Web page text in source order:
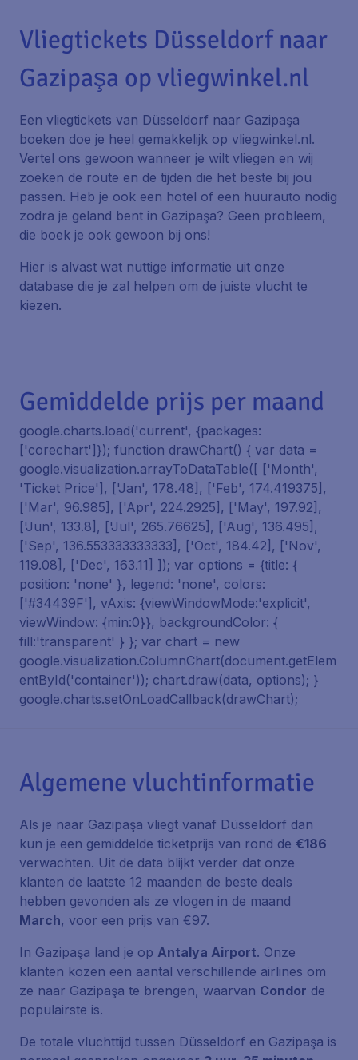
Vliegtickets Düsseldorf naar
Gazipaşa op vliegwinkel.nl
Een vliegtickets van Düsseldorf naar Gazipaşa
boeken doe je heel gemakkelijk op vliegwinkel.nl.
Vertel ons gewoon wanneer je wilt vliegen en wij
zoeken de route en de tijden die het beste bij jou
passen. Heb je ook een hotel of een huurauto nodig
zodra je geland bent in Gazipaşa? Geen probleem,
die boek je ook gewoon bij ons!
Hier is alvast wat nuttige informatie uit onze
database die je zal helpen om de juiste vlucht te
kiezen.
Gemiddelde prijs per maand
google.charts.load('current', {packages:
['corechart']}); function drawChart() { var data =
google.visualization.arrayToDataTable([ ['Month',
'Ticket Price'], ['Jan', 178.48], ['Feb', 174.419375],
['Mar', 96.985], ['Apr', 224.2925], ['May', 197.92],
['Jun', 133.8], ['Jul', 265.76625], ['Aug', 136.495],
['Sep', 136.553333333333], ['Oct', 184.42], ['Nov',
119.08], ['Dec', 163.11] ]); var options = {title: {
position: 'none' }, legend: 'none', colors:
['#34439F'], vAxis: {viewWindowMode:'explicit',
viewWindow: {min:0}}, backgroundColor: {
fill:'transparent' } }; var chart = new
google.visualization.ColumnChart(document.getElem
entById('container')); chart.draw(data, options); }
google.charts.setOnLoadCallback(drawChart);
Algemene vluchtinformatie
Als je naar Gazipaşa vliegt vanaf Düsseldorf dan
kun je een gemiddelde ticketprijs van rond de €186
verwachten. Uit de data blijkt verder dat onze
klanten de laatste 12 maanden de beste deals
hebben gevonden als ze vlogen in de maand
March, voor een prijs van €97.
In Gazipaşa land je op Antalya Airport. Onze
klanten kozen een aantal verschillende airlines om
ze naar Gazipaşa te brengen, waarvan Condor de
populairste is.
De totale vluchttijd tussen Düsseldorf en Gazipaşa is